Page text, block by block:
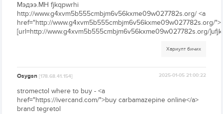
Мэдээ.МН fjkqpwrhi
http://www.g4xvm5b555cmbjm6v56kxme09w027782s.org/ <a
href="http://www.g4xvm5b555cmbjm6v56kxme09w027782s.org/
[url=http://www.g4xvm5b555cmbjm6v56kxme09w027782s.org/
Хариулт бичих
Osygsn[178.68.41.154] 2025-01-05 21:00:22
stromectol where to buy - <a
href="https://ivercand.com/">buy carbamazepine online</a>
brand tegretol